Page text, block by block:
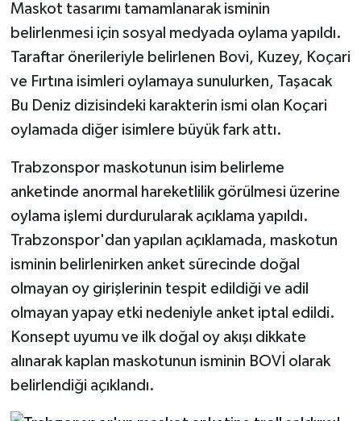
Maskot tasarımı tamamlanarak isminin
belirlenmesi için sosyal medyada oylama yapıldı.
Taraftar önerileriyle belirlenen Bovi, Kuzey, Koçari
ve Fırtına isimleri oylamaya sunulurken, Taşacak
Bu Deniz dizisindeki karakterin ismi olan Koçari
oylamada diğer isimlere büyük fark attı.
Trabzonspor maskotunun isim belirleme
anketinde anormal hareketlilik görülmesi üzerine
oylama işlemi durdurularak açıklama yapıldı.
Trabzonspor'dan yapılan açıklamada, maskotun
isminin belirlenirken anket sürecinde doğal
olmayan oy girişlerinin tespit edildiği ve adil
olmayan yapay etki nedeniyle anket iptal edildi.
Konsept uyumu ve ilk doğal oy akışı dikkate
alınarak kaplan maskotunun isminin BOVİ olarak
belirlendiği açıklandı.